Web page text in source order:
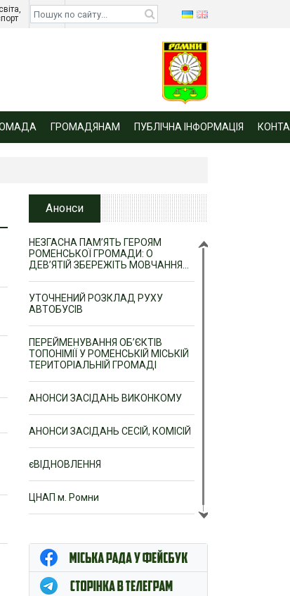
Діти
війни
ГРОМАДЯНАМ ПУБЛІЧНА ІНФОРМАЦІЯ
Анонси
НЕЗГАСНА ПАМ’ЯТЬ ГЕРОЯМ
РОМЕНСЬКОЇ ГРОМАДИ: О
ДЕВ’ЯТІЙ ЗБЕРЕЖІТЬ МОВЧАННЯ…
УТОЧНЕНИЙ РОЗКЛАД РУХУ
АВТОБУСІВ
ПЕРЕЙМЕНУВАННЯ ОБ’ЄКТІВ
ТОПОНІМІЇ У РОМЕНСЬКІЙ МІСЬКІЙ
ТЕРИТОРІАЛЬНІЙ ГРОМАДІ
АНОНСИ ЗАСІДАНЬ ВИКОНКОМУ
АНОНСИ ЗАСІДАНЬ СЕСІЙ, КОМІСІЙ
єВІДНОВЛЕННЯ
ЦНАП м. Ромни